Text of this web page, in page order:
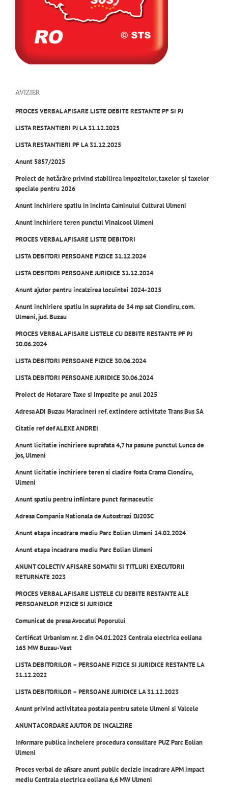
AVIZIER
PROCES VERBAL AFISARE LISTE DEBITE RESTANTE PF SI PJ
LISTA RESTANTIERI PJ LA 31.12.2025
LISTA RESTANTIERI PF LA 31.12.2025
Anunt 5857/2025
Proiect de hotărâre privind stabilirea impozitelor, taxelor și taxelor
speciale pentru 2026
Anunt inchiriere spatiu in incinta Caminului Cultural Ulmeni
Anunt inchiriere teren punctul Vinalcool Ulmeni
PROCES VERBAL AFISARE LISTE DEBITORI
LISTA DEBITORI PERSOANE FIZICE 31.12.2024
LISTA DEBITORI PERSOANE JURIDICE 31.12.2024
Anunt ajutor pentru incalzirea locuintei 2024-2025
Anunt inchiriere spatiu in suprafata de 34 mp sat Clondiru, com.
Ulmeni, jud. Buzau
PROCES VERBAL AFISARE LISTELE CU DEBITE RESTANTE PF PJ
30.06.2024
LISTA DEBITORI PERSOANE FIZICE 30.06.2024
LISTA DEBITORI PERSOANE JURIDICE 30.06.2024
Proiect de Hotarare Taxe si Impozite pe anul 2025
Adresa ADI Buzau Maracineri ref. extindere activitate Trans Bus SA
Citatie ref def ALEXE ANDREI
Anunt licitatie inchiriere suprafata 4,7 ha pasune punctul Lunca de
jos, Ulmeni
Anunt licitatie inchiriere teren si cladire fosta Crama Clondiru,
Ulmeni
Anunt spatiu pentru infiintare punct farmaceutic
Adresa Compania Nationala de Autostrazi DJ203C
Anunt etapa incadrare mediu Parc EolianUlmeni 14.02.2024
Anunt etapa incadrare mediu Parc Eolian Ulmeni
ANUNT COLECTIV AFISARE SOMATII SI TITLURI EXECUTORII
RETURNATE 2023
PROCES VERBAL AFISARE LISTELE CU DEBITE RESTANTE ALE
PERSOANELOR FIZICE SI JURIDICE
Comunicat de presa Avocatul Poporului
Certificat Urbanism nr. 2 din 04.01.2023 Centrala electrica eoliana
165 MW Buzau-Vest
LISTA DEBITORILOR – PERSOANE FIZICE SI JURIDICE RESTANTE LA
31.12.2022
LISTA DEBITORILOR – PERSOANE JURIDICE LA 31.12.2023
Anunt privind activitatea postala pentru satele Ulmeni si Valcele
ANUNT ACORDARE AJUTOR DE INCALZIRE
Informare publica incheiere procedura consultare PUZ Parc Eolian
Ulmeni
Proces verbal de afisare anunt public decizie incadrare APM impact
mediu Centrala electrica eoliana 6,6 MW Ulmeni